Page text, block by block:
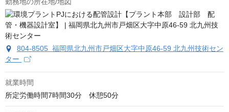
804-8505 福岡県北九州市戸畑区大字中原46-59 北九州技術セン
ター
就業時間
所定労働時間7時間30分　休憩50分